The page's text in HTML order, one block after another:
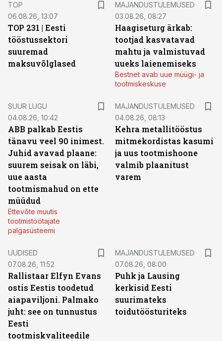
TOP
06.08.26, 13:07
TOP 231 | Eesti
tööstussektori
suuremad
maksuvõlglased
MAJANDUSTULEMUSED
03.08.26, 08:27
Haagiseturg ärkab:
tootjad kasvatavad
mahtu ja valmistuvad
uueks laienemiseks
Bestnet avab uue müügi- ja
tootmiskeskuse
SUUR LUGU
04.08.26, 10:42
ABB palkab Eestis
tänavu veel 90 inimest.
Juhid avavad plaane:
suurem seisak on läbi,
uue aasta
tootmismahud on ette
müüdud
Ettevõte muutis
tootmistöötajate
palgasüsteemi
MAJANDUSTULEMUSED
04.08.26, 08:13
Kehra metallitööstus
mitmekordistas kasumi
ja uus tootmishoone
valmib plaanitust
varem
UUDISED
07.08.26, 11:52
Rallistaar Elfyn Evans
ostis Eestis toodetud
aiapaviljoni. Palmako
juht: see on tunnustus
Eesti
tootmiskvaliteedile
MAJANDUSTULEMUSED
07.08.26, 08:00
Puhk ja Lausing
kerkisid Eesti
suurimateks
toidutöösturiteks